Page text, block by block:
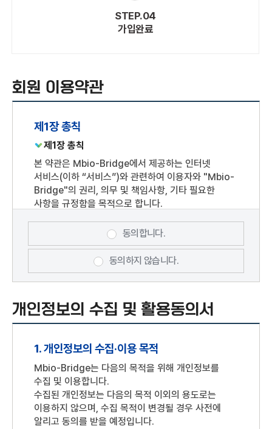
STEP.04
가입완료
회원 이용약관
제1장 총칙
제1장 총칙
본 약관은 Mbio-Bridge에서 제공하는 인터넷
서비스(이하 “서비스”)와 관련하여 이용자와 "Mbio-
Bridge"의 권리, 의무 및 책임사항, 기타 필요한
사항을 규정함을 목적으로 합니다.
본 약관에서 정의되지 아니한 용어에 대한 해석은 관계
법령 및 서비스 별 안내에서 정하는 바에 따르며, 그
외에는 일반 관례에 따릅니다.
이용계약을 위하여 개인정보를 제공하거나 SNS 및
포털사이트의 계정을 이용해 개인정보를 제공하여
기업회원 : "Mbio-Bridge"과의 서비스
이용계약을 위하여 기업정보를 제공하여 아이디(ID)
와 비밀번호를 부여 받은 기업을 말합니다.
회원 : 개인회원, 기업회원, 단체회원 모두를
말합니다.
비회원 : 회원에 가입하지 않고 "Mbio-Bridge"이
동의합니다.
동의하지 않습니다.
개인정보의 수집 및 활용동의서
1. 개인정보의 수집·이용 목적
Mbio-Bridge는 다음의 목적을 위해 개인정보를
수집 및 이용합니다.
수집된 개인정보는 다음의 목적 이외의 용도로는
이용하지 않으며, 수집 목적이 변경될 경우 사전에
알리고 동의를 받을 예정입니다.